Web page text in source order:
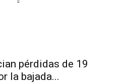
pérdidas de 19
la bajada...